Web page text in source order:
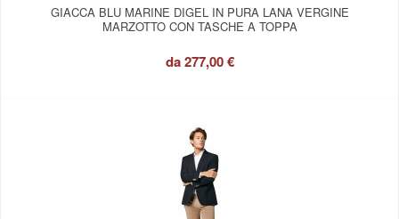
GIACCA BLU MARINE DIGEL IN PURA LANA VERGINE
MARZOTTO CON TASCHE A TOPPA
da277,00 €